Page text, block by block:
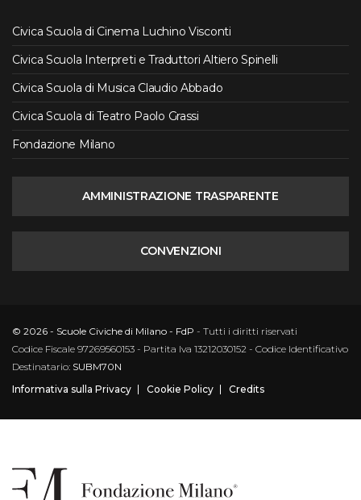
Civica Scuola di Cinema Luchino Visconti
Civica Scuola Interpreti e Traduttori Altiero Spinelli
Civica Scuola di Musica Claudio Abbado
Civica Scuola di Teatro Paolo Grassi
Fondazione Milano
AMMINISTRAZIONE TRASPARENTE
CONVENZIONI
© 2026 - Scuole Civiche di Milano - FdP - Tutti i diritti riservati
Codice Fiscale 97269560153 - Partita Iva 13212030152 - Codice Identificativo
Destinatario: SUBM70N
Informativa sulla Privacy
Cookie Policy Credits